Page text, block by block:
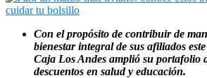
Con el propósito de contribuir de
bienestar integral de sus afiliados
Caja Los Andes amplió su portafolio
descuentos en salud y educación.